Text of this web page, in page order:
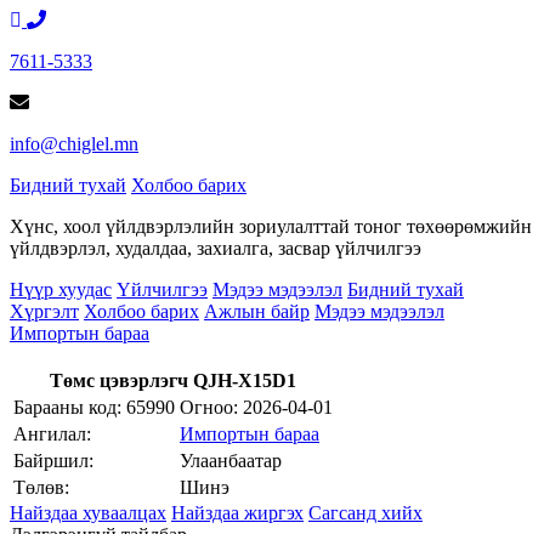
7611-5333
info@chiglel.mn
Бидний тухай Холбоо барих
Хүнс, хоол үйлдвэрлэлийн зориулалттай тоног төхөөрөмжийн
үйлдвэрлэл, худалдаа, захиалга, засвар үйлчилгээ
Нүүр хуудас Үйлчилгээ Мэдээ мэдээлэл Бидний тухай
Хүргэлт Холбоо барих Ажлын байр Мэдээ мэдээлэл
Импортын бараа
Төмс цэвэрлэгч QJH-X15D1
Барааны код: 65990 Огноо: 2026-04-01
Ангилал:
Импортын бараа
Байршил:
Улаанбаатар
Төлөв:
Шинэ
Найздаа хуваалцах Найздаа жиргэх Сагсанд хийх